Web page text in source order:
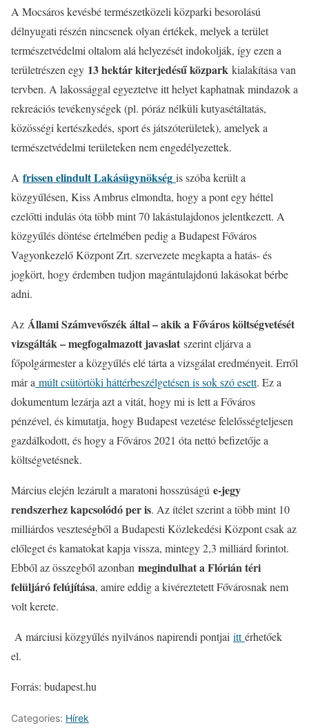
A Mocsáros kevésbé természetközeli közparki besorolású
délnyugati részén nincsenek olyan értékek, melyek a terület
természetvédelmi oltalom alá helyezését indokolják, így ezen a
területrészen egy 13 hektár kiterjedésű közpark kialakítása van
tervben. A lakossággal egyeztetve itt helyet kaphatnak mindazok a
rekreációs tevékenységek (pl. póráz nélküli kutyasétáltatás,
közösségi kertészkedés, sport és játszóterületek), amelyek a
természetvédelmi területeken nem engedélyezettek.
A frissen elindult Lakásügynökség is szóba került a
közgyűlésen, Kiss Ambrus elmondta, hogy a pont egy héttel
ezelőtti indulás óta több mint 70 lakástulajdonos jelentkezett. A
közgyűlés döntése értelmében pedig a Budapest Főváros
Vagyonkezelő Központ Zrt. szervezete megkapta a hatás- és
jogkört, hogy érdemben tudjon magántulajdonú lakásokat bérbe
adni.
Az Állami Számvevőszék által – akik a Főváros költségvetését
vizsgálták – megfogalmazott javaslat szerint eljárva a
főpolgármester a közgyűlés elé tárta a vizsgálat eredményeit. Erről
már a múlt csütörtöki háttérbeszélgetésen is sok szó esett. Ez a
dokumentum lezárja azt a vitát, hogy mi is lett a Főváros
pénzével, és kimutatja, hogy Budapest vezetése felelősségteljesen
gazdálkodott, és hogy a Főváros 2021 óta nettó befizetője a
költségvetésnek.
Március elején lezárult a maratoni hosszúságú e-jegy
rendszerhez kapcsolódó per is. Az ítélet szerint a több mint 10
milliárdos veszteségből a Budapesti Közlekedési Központ csak az
előleget és kamatokat kapja vissza, mintegy 2,3 milliárd forintot.
Ebből az összegből azonban megindulhat a Flórián téri
felüljáró felújítása, amire eddig a kivéreztetett Fővárosnak nem
volt kerete.
A márciusi közgyűlés nyilvános napirendi pontjai ittérhetőek
el.
Forrás: budapest.hu
Categories: Hírek